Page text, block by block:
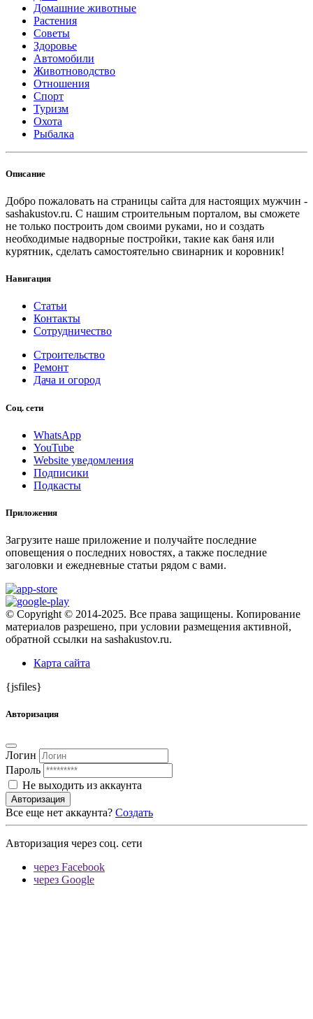
Домашние животные
Растения
Советы
Здоровье
Автомобили
Животноводство
Отношения
Спорт
Туризм
Охота
Рыбалка
Описание
Добро пожаловать на страницы сайта для настоящих мужчин -
sashakustov.ru. С нашим строительным порталом, вы сможете
не только построить дом своими руками, но и создать
необходимые надворные постройки, такие как баня или
курятник, сделать самостоятельно свинарник и коровник!
Навигация
Статьи
Контакты
Сотрудничество
Строительство
Ремонт
Дача и огород
Соц. сети
WhatsApp
YouTube
Website уведомления
Подписики
Подкасты
Приложения
Загрузите наше приложение и получайте последние
оповещения о последних новостях, а также последние
заголовки и ежедневные статьи рядом с вами.
© Copyright © 2014-2025. Все права защищены. Копирование
материалов разрешено, при условии размещения активной,
обратной ссылки на sashakustov.ru.
Карта сайта
{jsfiles}
Авторизация
Логин
Пароль
Не выходить из аккаунта
Авторизация
Все еще нет аккаунта? Создать
Авторизация через соц. сети
через Facebook
через Google